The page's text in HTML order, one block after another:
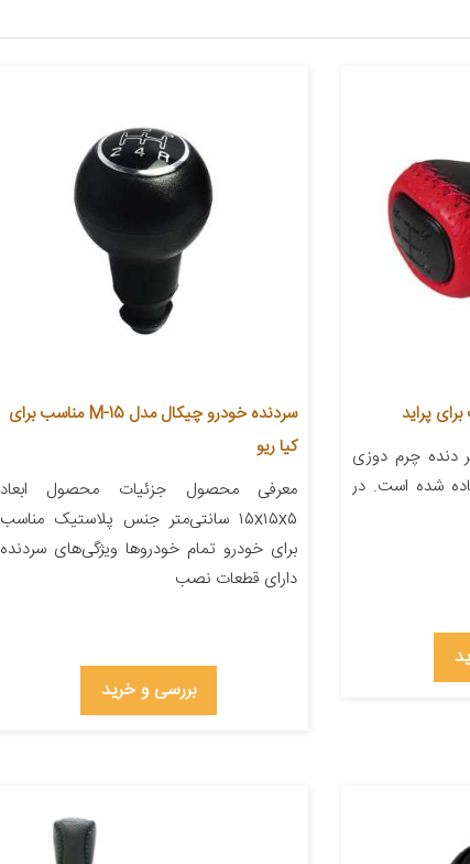
دنده چرم دوزی
شده است. در
سردنده خودرو چیکال مدل M-15 مناسب برای
کیا ریو
معرفی محصول جزئیات محصول ابعاد
۱۵x۱۵x۵ سانتی‌متر جنس پلاستیک مناسب
برای خودرو تمام خودروها ویژگی‌های سردنده
دارای قطعات نصب
بررسی و خرید